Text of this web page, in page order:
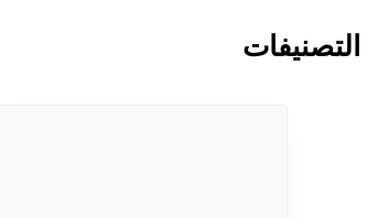
التصنيفات